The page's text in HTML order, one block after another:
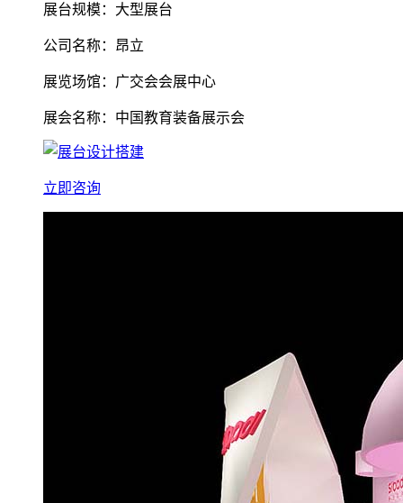
展台规模：大型展台
公司名称：昂立
展览场馆：广交会会展中心
展会名称：中国教育装备展示会
立即咨询